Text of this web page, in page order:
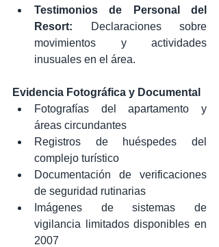
Testimonios de Personal del
Resort: Declaraciones sobre
movimientos y actividades
inusuales en el área.
Evidencia Fotográfica y Documental
Fotografías del apartamento y
áreas circundantes
Registros de huéspedes del
complejo turístico
Documentación de verificaciones
de seguridad rutinarias
Imágenes de sistemas de
vigilancia limitados disponibles en
2007